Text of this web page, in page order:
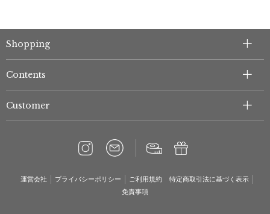
Shopping
Contents
Customer
運営会社 プライバシーポリシー ご利用規約
特定商取引法に基づく表示
免責事項